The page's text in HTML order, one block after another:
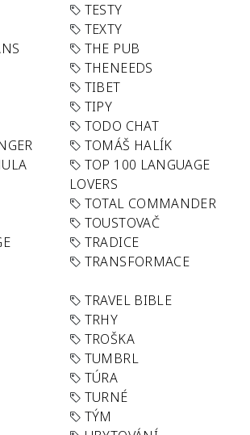
TESTY
TEXTY
THE PUB
THENEEDS
TIBET
TIPY
TODO CHAT
TOMÁŠ HALÍK
TOP 100 LANGUAGE
LOVERS
TOTAL COMMANDER
TOUSTOVAČ
TRADICE
TRANSFORMACE
TRAVEL BIBLE
TRHY
TROŠKA
TUMBRL
TÚRA
TURNÉ
TÝM